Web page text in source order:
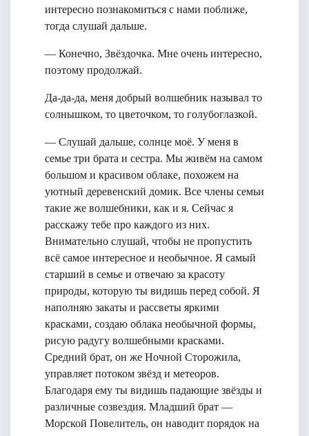
интересно познакомиться с нами поближе,
тогда слушай дальше.
— Конечно, Звёздочка. Мне очень интересно,
поэтому продолжай.
Да-да-да, меня добрый волшебник называл то
солнышком, то цветочком, то голубоглазкой.
— Слушай дальше, солнце моё. У меня в
семье три брата и сестра. Мы живём на самом
большом и красивом облаке, похожем на
уютный деревенский домик. Все члены семьи
такие же волшебники, как и я. Сейчас я
расскажу тебе про каждого из них.
Внимательно слушай, чтобы не пропустить
всё самое интересное и необычное. Я самый
старший в семье и отвечаю за красоту
природы, которую ты видишь перед собой. Я
наполняю закаты и рассветы яркими
красками, создаю облака необычной формы,
рисую радугу волшебными красками.
Средний брат, он же Ночной Сторожила,
управляет потоком звёзд и метеоров.
Благодаря ему ты видишь падающие звёзды и
различные созвездия. Младший брат —
Морской Повелитель, он наводит порядок на